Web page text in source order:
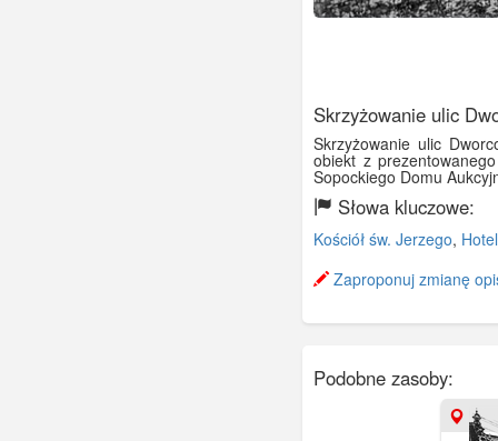
Skrzyżowanie ulic
Skrzyżowanie ulic
obiekt z
Sopockiego Domu
Słowa kluczowe:
Kościół św. Jerzego,
Zaproponuj zmianę
Podobne zasoby: